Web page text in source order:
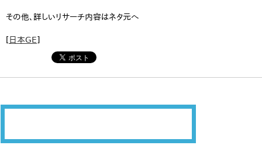
その他、詳しいリサーチ内容はネタ元へ
[日本GE]